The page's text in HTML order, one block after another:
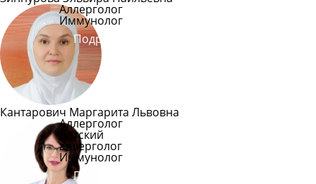
Аллерголог
Иммунолог
Подробнее
Кантарович Маргарита Львовна
Аллерголог
Детский
аллерголог
Иммунолог
Подробнее